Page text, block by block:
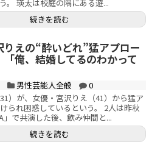
。 瑛太は校庭の隅にある遊...
続きを読む
りえの“酔いどれ”猛アプロー
「俺、結婚してるのわかって
男性芸能人全般
0
）が、女優・宮沢りえ（41）から猛ア
られ困惑しているという。 2人は昨秋
」で共演した後、飲み仲間と...
続きを読む